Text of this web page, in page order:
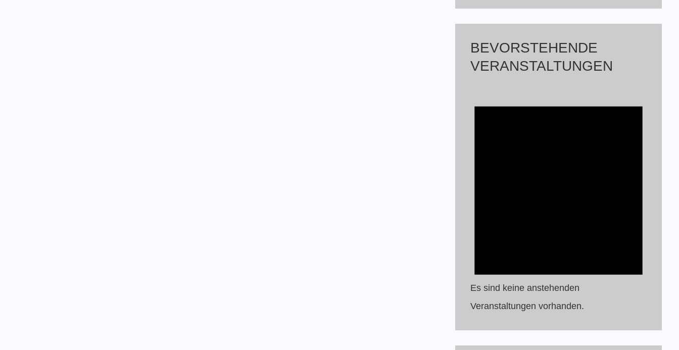
BEVORSTEHENDE
VERANSTALTUNGEN
Es sind keine anstehenden
Veranstaltungen vorhanden.